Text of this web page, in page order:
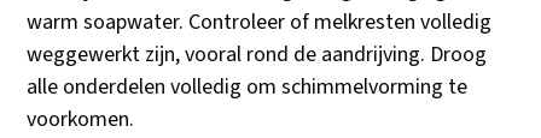
warm soapwater. Controleer of melkresten volledig
weggewerkt zijn, vooral rond de aandrijving. Droog
alle onderdelen volledig om schimmelvorming te
voorkomen.